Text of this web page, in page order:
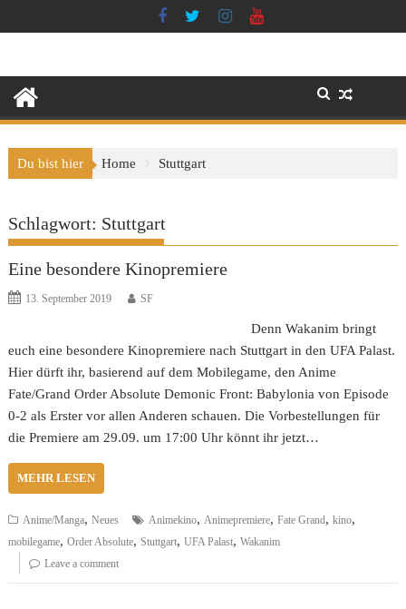
to
Du bist hier Home Stuttgart
Schlagwort: Stuttgart
Eine besondere Kinopremiere
13. September 2019 SF
Denn Wakanim bringt
euch eine besondere Kinopremiere nach Stuttgart in den UFA Palast.
Hier dürft ihr, basierend auf dem Mobilegame, den Anime
Fate/Grand Order Absolute Demonic Front: Babylonia von Episode
0-2 als Erster vor allen Anderen schauen. Die Vorbestellungen für
die Premiere am 29.09. um 17:00 Uhr könnt ihr jetzt…
MEHR LESEN
Anime/Manga,Neues Animekino, Animepremiere,Fate Grand,kino,
mobilegame,Order Absolute,Stuttgart,UFA Palast,Wakanim
Leave a comment